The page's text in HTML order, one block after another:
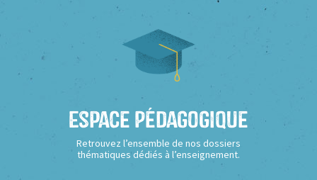
Espace Pédagogique
Retrouvez l’ensemble de nos dossiers
thématiques dédiés à l’enseignement.